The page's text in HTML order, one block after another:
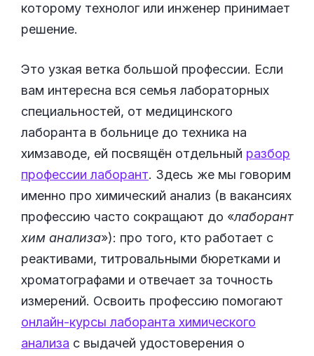
которому технолог или инженер принимает
решение.
Это узкая ветка большой профессии. Если
вам интересна вся семья лабораторных
специальностей, от медицинского
лаборанта в больнице до техника на
химзаводе, ей посвящён отдельный разбор
профессии лаборант. Здесь же мы говорим
именно про химический анализ (в вакансиях
профессию часто сокращают до «лаборант
хим анализа»): про того, кто работает с
реактивами, титровальными бюретками и
хроматографами и отвечает за точность
измерений. Освоить профессию помогают
онлайн-курсы лаборанта химического
анализа с выдачей удостоверения о